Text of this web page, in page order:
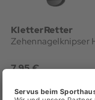
KletterRetter
Zehennagelknipser
7,95 €